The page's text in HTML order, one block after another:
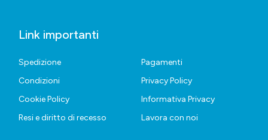
Link importanti
Spedizione
Pagamenti
Condizioni
Privacy Policy
Cookie Policy
Informativa Privacy
Resi e diritto di recesso
Lavora con noi